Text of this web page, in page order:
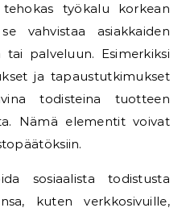
työkalu korkean
vahvistaa asiakkaiden
palveluun. Esimerkiksi
ja tapaustutkimukset
todisteina tuotteen
Nämä elementit voivat
sosiaalista todistusta
kuten verkkosivuille,